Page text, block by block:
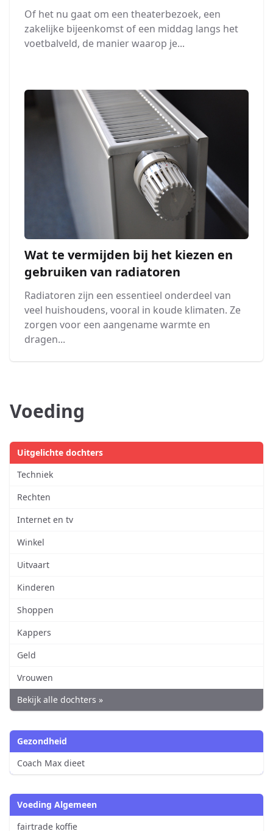
Of het nu gaat om een theaterbezoek, een
zakelijke bijeenkomst of een middag langs het
voetbalveld, de manier waarop je...
Wat te vermijden bij het kiezen en
gebruiken van radiatoren
Radiatoren zijn een essentieel onderdeel van
veel huishoudens, vooral in koude klimaten. Ze
zorgen voor een aangename warmte en
dragen...
Voeding
Uitgelichte dochters
Techniek
Rechten
Internet en tv
Winkel
Uitvaart
Kinderen
Shoppen
Kappers
Geld
Vrouwen
Bekijk alle dochters »
Gezondheid
Coach Max dieet
Voeding Algemeen
fairtrade koffie